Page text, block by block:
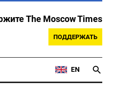
The Moscow Times
ПОДДЕРЖАТЬ
EN